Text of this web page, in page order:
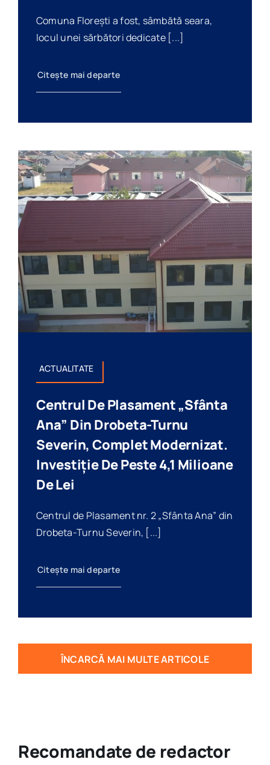
Comuna Florești a fost, sâmbătă seara,
locul unei sărbători dedicate [...]
Citește mai departe
ACTUALITATE
Centrul De Plasament „Sfânta
Ana” Din Drobeta-Turnu
Severin, Complet Modernizat.
Investiție De Peste 4,1 Milioane
De Lei
Centrul de Plasament nr. 2 „Sfânta Ana” din
Drobeta-Turnu Severin, [...]
Citește mai departe
ÎNCARCĂ MAI MULTE ARTICOLE
Recomandate de redactor